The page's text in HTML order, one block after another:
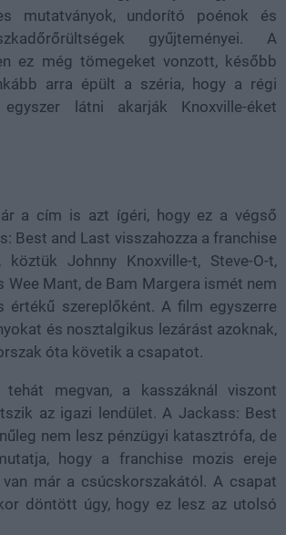
mutatványok, undorító poénok és
gyűjteményei. A
ez még tömegeket vonzott, később
arra épült a széria, hogy a régi
látni akarják Knoxville-éket
a cím is azt ígéri, hogy ez a végső
Best and Last visszahozza a franchise
Johnny Knoxville-t, Steve-O-t,
Wee Mant, de Bam Margera ismét nem
értékű szereplőként. A film egyszerre
és nosztalgikus lezárást azoknak,
óta követik a csapatot.
megvan, a kasszáknál viszont
az igazi lendület. A Jackass: Best
nem lesz pénzügyi katasztrófa, de
hogy a franchise mozis ereje
már a csúcskorszakától. A csapat
döntött úgy, hogy ez lesz az utolsó